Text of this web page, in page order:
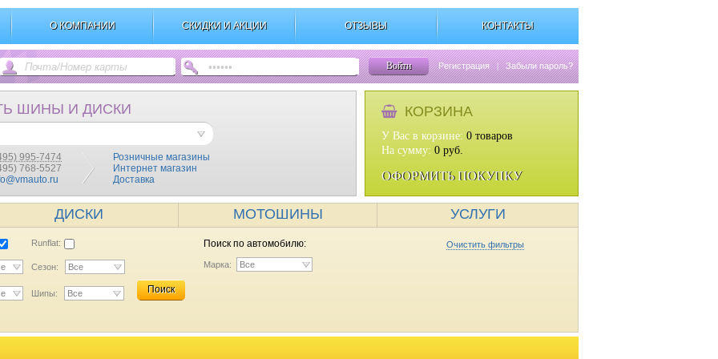
О КОМПАНИИ СКИДКИ И АКЦИИ ОТЗЫВЫ КОНТАКТЫ
Войти Регистрация | Забыли пароль?
ШИНЫ И ДИСКИ
995-7474
768-5527
Розничные магазины
Интернет магазин
Доставка
КОРЗИНА
У Вас в корзине: 0 товаров
На сумму: 0 руб.
ОФОРМИТЬ ПОКУПКУ
ДИСКИ МОТОШИНЫ УСЛУГИ
Runflat:
Сезон: Все
Шипы: Все Поиск
Поиск по автомобилю: Очистить фильтры
Марка: Все